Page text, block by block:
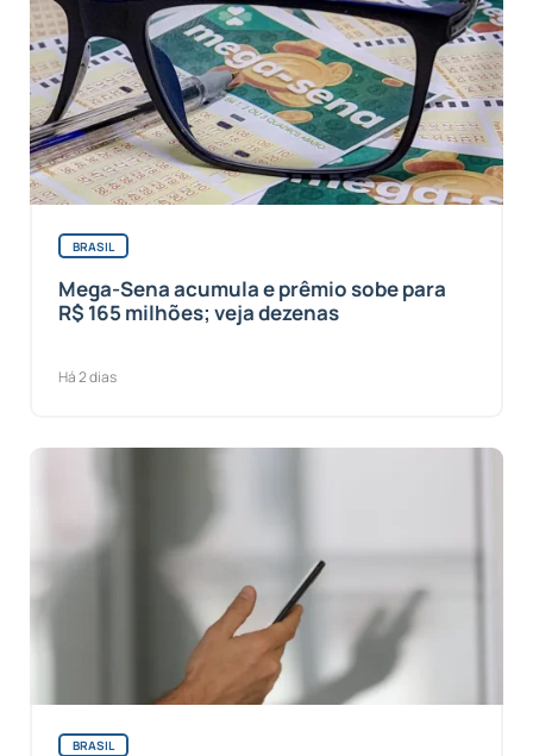
BRASIL
Mega-Sena acumula e prêmio sobe para
R$ 165 milhões; veja dezenas
Há 2 dias
BRASIL